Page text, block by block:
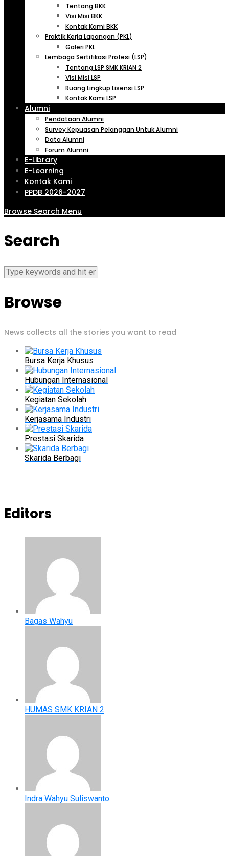
Tentang BKK
Visi Misi BKK
Kontak Kami BKK
Praktik Kerja Lapangan (PKL)
Galeri PKL
Lembaga Sertifikasi Profesi (LSP)
Tentang LSP SMK KRIAN 2
Visi Misi LSP
Ruang Lingkup Lisensi LSP
Kontak Kami LSP
Alumni
Pendataan Alumni
Survey Kepuasan Pelanggan Untuk Alumni
Data Alumni
Forum Alumni
E-Library
E-Learning
Kontak Kami
PPDB 2026-2027
Browse Search Menu
Search
Browse
News collects all the stories you want to read
Bursa Kerja Khusus
Hubungan Internasional
Kegiatan Sekolah
Kerjasama Industri
Prestasi Skarida
Skarida Berbagi
Editors
Bagas Wahyu
HUMAS SMK KRIAN 2
Indra Wahyu Suliswanto